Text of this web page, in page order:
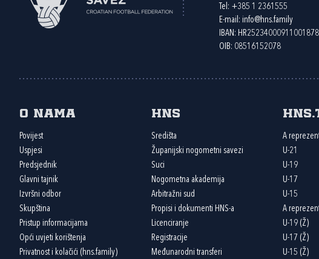
Tel: +385 1 2361555
E-mail: info@hns.family
IBAN:
OIB: 08516152078
O nama
Povijest
Uspjesi
Predsjednik
Glavni tajnik
Izvršni odbor
Skupština
Pristup informacijama
Opći uvjeti korištenja
Privatnost i kolačići (hns.family)
HNS
Središta
Županijski nogometni savezi
Suci
Nogometna akademija
Arbitražni sud
Propisi i dokumenti HNS-a
Licenciranje
Registracije
Međunarodni transferi
A
U-21
U-19
U-17
U-15
A
U-19 (Ž)
U-17 (Ž)
U-15 (Ž)